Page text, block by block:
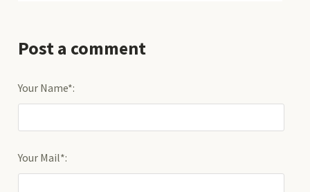
Post a comment
Your Name*:
Your Mail*: